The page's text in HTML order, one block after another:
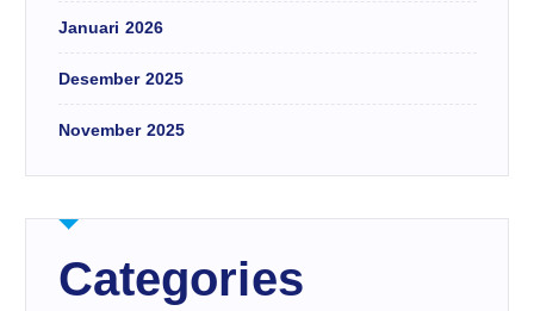
Januari 2026
Desember 2025
November 2025
Categories